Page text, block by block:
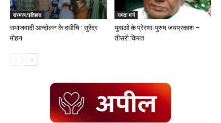
संस्मरण/इतिहास
समाजवादी आन्दोलन के दधीचि : सुरेंद्र
मोहन
समता मार्ग
युवाओं के प्रेरणा-पुरुष जयप्रकाश –
तीसरी किस्त